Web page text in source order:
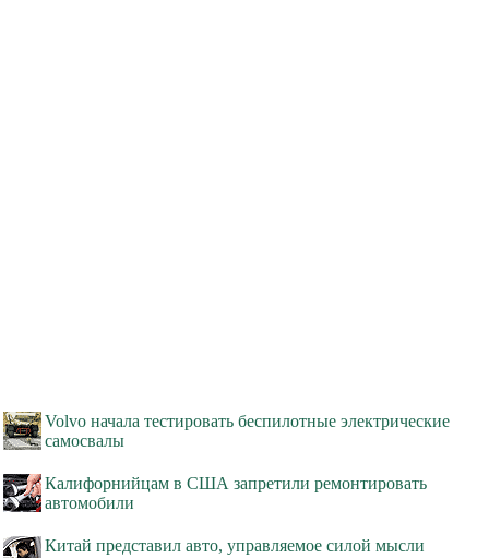
Volvo начала тестировать беспилотные электрические
самосвалы
Калифорнийцам в США запретили ремонтировать
автомобили
Китай представил авто, управляемое силой мысли